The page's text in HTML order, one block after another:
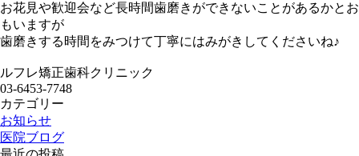
お花見や歓迎会など長時間歯磨きができないことがあるかとお
もいますが
歯磨きする時間をみつけて丁寧にはみがきしてくださいね♪
ルフレ矯正歯科クリニック
03-6453-7748
カテゴリー
お知らせ
医院ブログ